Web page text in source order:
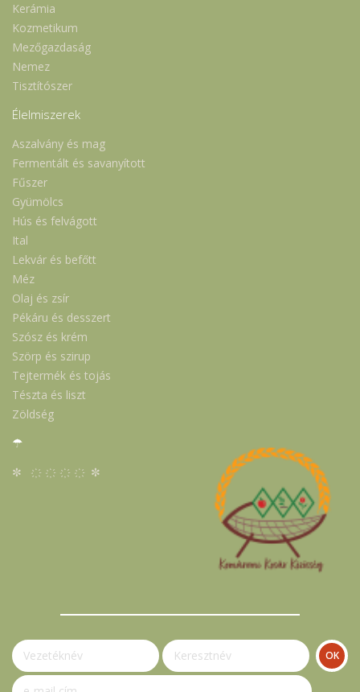
Kerámia
Kozmetikum
Mezőgazdaság
Nemez
Tisztítószer
Élelmiszerek
Aszalvány és mag
Fermentált és savanyított
Fűszer
Gyümölcs
Hús és felvágott
Ital
Lekvár és befőtt
Méz
Olaj és zsír
Pékáru és desszert
Szósz és krém
Szörp és szirup
Tejtermék és tojás
Tészta és liszt
Zöldség
☂
✼ ҉ ҉ ҉ ҉ ✼